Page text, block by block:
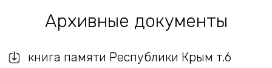
Архивные документы
книга памяти Республики Крым т.6